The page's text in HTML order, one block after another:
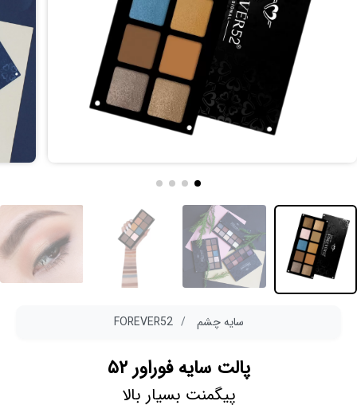
سایه چشم FOREVER52
پالت سایه فوراور ۵۲
پیگمنت بسیار بالا